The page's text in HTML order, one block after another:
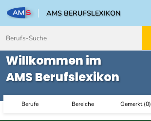
AMS BERUFSLEXIKON
Willkommen im
AMS Berufslexikon
Berufe Bereiche Gemerkt(0)